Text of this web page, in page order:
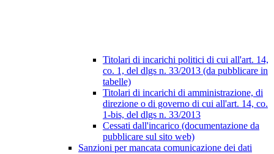
Titolari di incarichi politici di cui all'art. 14,
co. 1, del dlgs n. 33/2013 (da pubblicare in
tabelle)
Titolari di incarichi di amministrazione, di
direzione o di governo di cui all'art. 14, co.
1-bis, del dlgs n. 33/2013
Cessati dall'incarico (documentazione da
pubblicare sul sito web)
Sanzioni per mancata comunicazione dei dati